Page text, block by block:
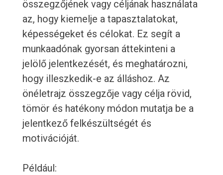
összegzőjének vagy céljának használata
az, hogy kiemelje a tapasztalatokat,
képességeket és célokat. Ez segít a
munkaadónak gyorsan áttekinteni a
jelölő jelentkezését, és meghatározni,
hogy illeszkedik-e az álláshoz. Az
önéletrajz összegzője vagy célja rövid,
tömör és hatékony módon mutatja be a
jelentkező felkészültségét és
motivációját.
Például: